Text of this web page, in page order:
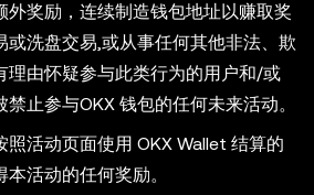
外奖励，连续制造钱包地址以赚取奖
或洗盘交易,或从事任何其他非法、欺
理由怀疑参与此类行为的用户和/或
止参与OKX 钱包的任何未来活动。
照活动页面使用 OKX Wallet 结算的
活动的任何奖励。